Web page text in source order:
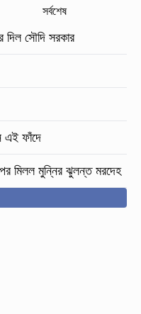
সর্বশেষ
দিল সৌদি সরকার
এই ফাঁদে
মিলল মুন্নির ঝুলন্ত মরদেহ